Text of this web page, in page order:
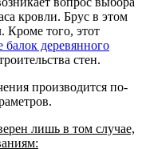
кровли. Брус в этом
Кроме того, этот
балок деревянного
стен.
производится по-
лишь в том случае,